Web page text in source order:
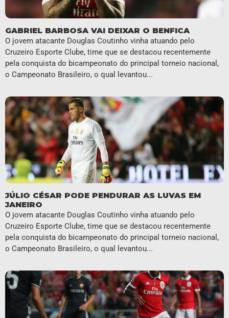
GABRIEL BARBOSA VAI DEIXAR O BENFICA
O jovem atacante Douglas Coutinho vinha atuando pelo
Cruzeiro Esporte Clube, time que se destacou recentemente
pela conquista do bicampeonato do principal torneio nacional,
o Campeonato Brasileiro, o qual levantou...
JÚLIO CÉSAR PODE PENDURAR AS LUVAS EM
JANEIRO
O jovem atacante Douglas Coutinho vinha atuando pelo
Cruzeiro Esporte Clube, time que se destacou recentemente
pela conquista do bicampeonato do principal torneio nacional,
o Campeonato Brasileiro, o qual levantou...